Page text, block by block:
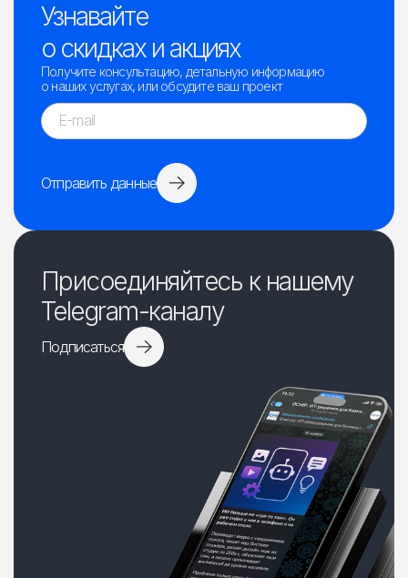
Узнавайте
о скидках и акциях
Получите консультацию, детальную информацию
о наших услугах, или обсудите ваш проект
Отправить данные
Присоединяйтесь к нашему
Telegram-каналу
Подписаться